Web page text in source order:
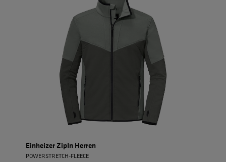
Einheizer ZipIn Herren
POWERSTRETCH-FLEECE